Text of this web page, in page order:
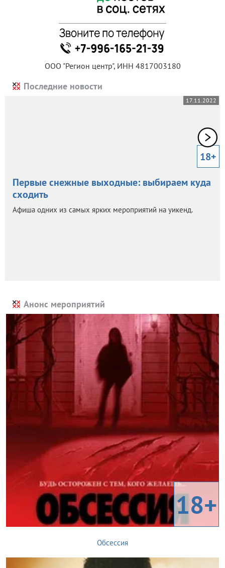
ООО "Регион центр", ИНН 4817003180
Последние новости
17.11.2022
18+
Первые снежные выходные: выбираем куда
сходить
Афиша одних из самых ярких мероприятий на уикенд.
Анонс мероприятий
18+
Обсессия